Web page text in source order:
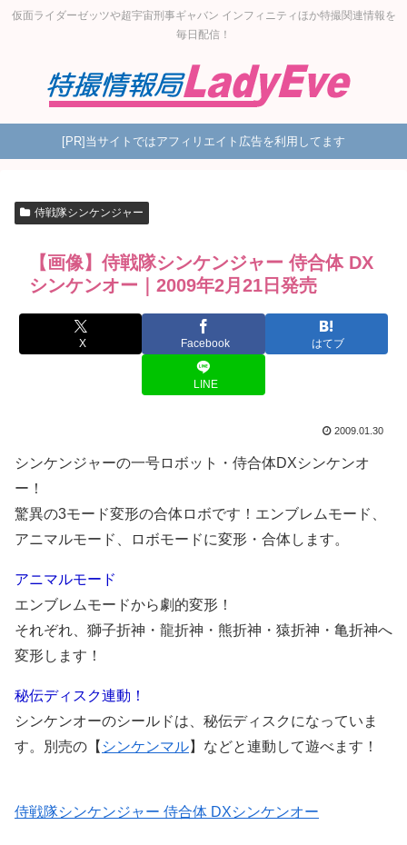
仮面ライダーゼッツや超宇宙刑事ギャバン インフィニティほか特撮関連情報を
毎日配信！
[PR]当サイトではアフィリエイト広告を利用してます
侍戦隊シンケンジャー
【画像】侍戦隊シンケンジャー 侍合体 DX
シンケンオー｜2009年2月21日発売
X Facebook はてブ
LINE
2009.01.30
シンケンジャーの一号ロボット・侍合体DXシンケンオ
ー！
驚異の3モード変形の合体ロボです！エンブレムモード、
アニマルモード、ロボモードに変形・合体します。
アニマルモード
エンブレムモードから劇的変形！
それぞれ、獅子折神・龍折神・熊折神・猿折神・亀折神へ
変形します！
秘伝ディスク連動！
シンケンオーのシールドは、秘伝ディスクになっていま
す。別売の【 シンケンマル】などと連動して遊べます！
侍戦隊シンケンジャー 侍合体 DXシンケンオー